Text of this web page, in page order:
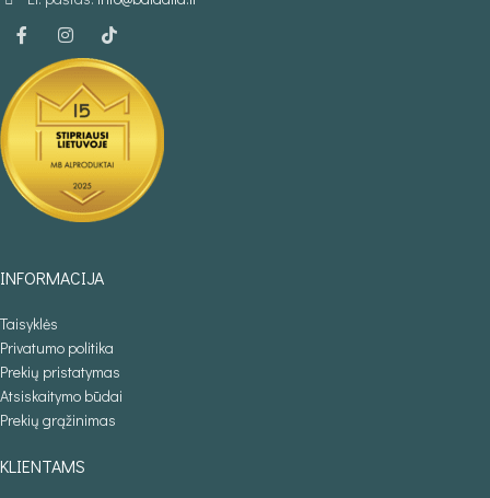
INFORMACIJA
Taisyklės
Privatumo politika
Prekių pristatymas
Atsiskaitymo būdai
Prekių grąžinimas
KLIENTAMS